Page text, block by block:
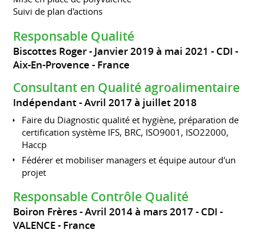
Suivi de plan d'actions
Responsable Qualité
Biscottes Roger Janvier 2019 à mai 2021 CDI
Aix-En-Provence
France
Consultant en Qualité agroalimentaire
Indépendant Avril 2017 à juillet 2018
Faire du Diagnostic qualité et hygiène, préparation de
certification système IFS, BRC, ISO9001, ISO22000,
Haccp
Fédérer et mobiliser managers et équipe autour d'un
projet
Responsable Contrôle Qualité
Boiron Frères Avril 2014 à mars 2017 CDI
VALENCE
France